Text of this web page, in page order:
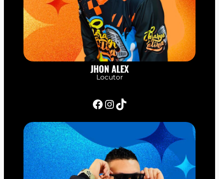
JHON ALEX
Locutor
Facebook InstagramTikTok